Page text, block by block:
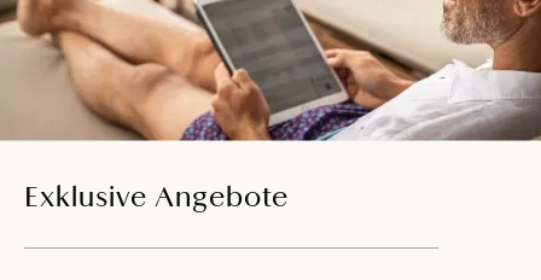
Exklusive Angebote